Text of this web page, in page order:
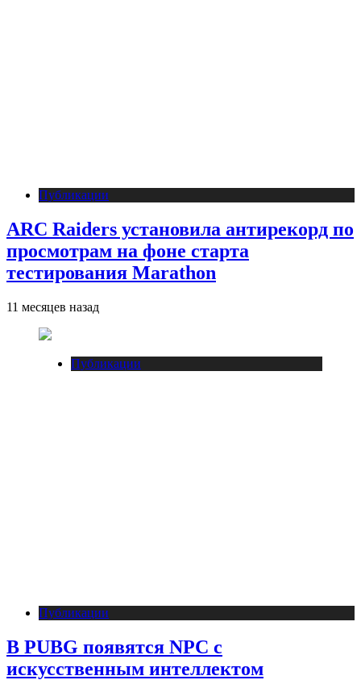
Публикации
ARC Raiders установила антирекорд по
просмотрам на фоне старта
тестирования Marathon
11 месяцев назад
Публикации
Публикации
В PUBG появятся NPC с
искусственным интеллектом